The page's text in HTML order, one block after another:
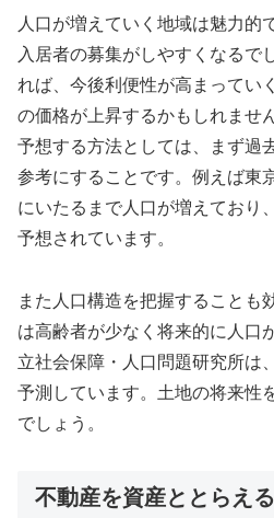
人口が増えていく地域は魅力的
入居者の募集がしやすくなるで
れば、今後利便性が高まってい
の価格が上昇するかもしれませ
予想する方法としては、まず過
参考にすることです。例えば東
にいたるまで人口が増えており
予想されています。
また人口構造を把握することも
は高齢者が少なく将来的に人口
立社会保障・人口問題研究所は
予測しています。土地の将来性
でしょう。
不動産を資産ととらえ